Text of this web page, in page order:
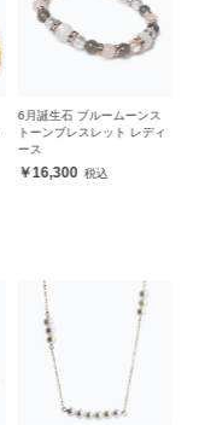
6月誕生石 ブルームーンス
トーンブレスレット レディ
ース
16,300